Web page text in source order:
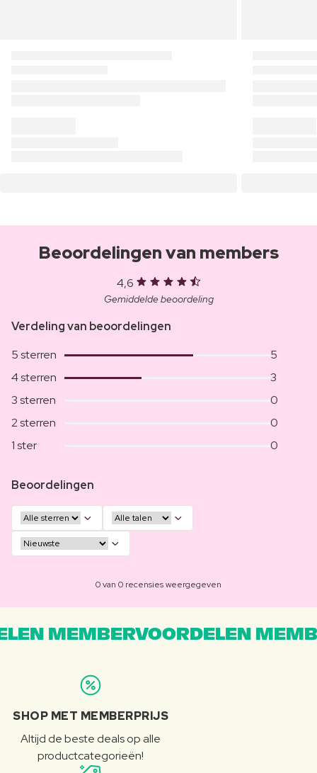
Beoordelingen van members
4,6
Gemiddelde beoordeling
Verdeling van beoordelingen
5 sterren
5
4 sterren
3
3 sterren
0
2 sterren
0
1 ster
0
Beoordelingen
0 van 0 recensies weergegeven
MEMBERVOORDELEN
SHOP MET MEMBERPRIJS
Altijd de beste deals op alle
productcategorieën!